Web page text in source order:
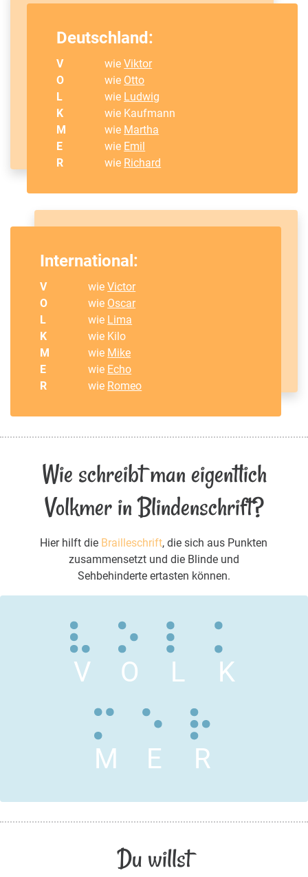
Deutschland:
V wieViktor
O
wie Otto
L
wie Ludwig
K
wie Kaufmann
M
wie Martha
E
wie Emil
R
wie Richard
International:
V wieVictor
O
wie Oscar
L
wie Lima
K
wie Kilo
M
wie Mike
E
wie Echo
R
wie Romeo
Wie schreibt man eigentlich
Volkmer in Blindenschrift?
Hier hilft die Brailleschrift, die sich aus Punkten
zusammensetzt und die Blinde und
Sehbehinderte ertasten können.
V O L K
M E R
Du willst